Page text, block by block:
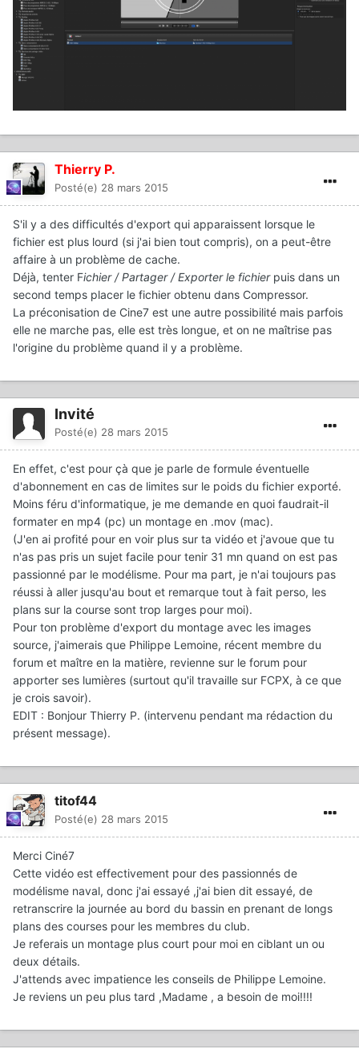
Thierry P.
Posté(e) 28 mars 2015
S'il y a des difficultés d'export qui apparaissent lorsque le
fichier est plus lourd (si j'ai bien tout compris), on a peut-être
affaire à un problème de cache.
Déjà, tenter Fichier / Partager / Exporter le fichierpuis dans un
second temps placer le fichier obtenu dans Compressor.
La préconisation de Cine7 est une autre possibilité mais parfois
elle ne marche pas, elle est très longue, et on ne maîtrise pas
l'origine du problème quand il y a problème.
Invité
Posté(e) 28 mars 2015
En effet, c'est pour çà que je parle de formule éventuelle
d'abonnement en cas de limites sur le poids du fichier exporté.
Moins féru d'informatique, je me demande en quoi faudrait-il
formater en mp4 (pc) un montage en .mov (mac).
(J'en ai profité pour en voir plus sur ta vidéo et j'avoue que tu
n'as pas pris un sujet facile pour tenir 31 mn quand on est pas
passionné par le modélisme. Pour ma part, je n'ai toujours pas
réussi à aller jusqu'au bout et remarque tout à fait perso, les
plans sur la course sont trop larges pour moi).
Pour ton problème d'export du montage avec les images
source, j'aimerais que Philippe Lemoine, récent membre du
forum et maître en la matière, revienne sur le forum pour
apporter ses lumières (surtout qu'il travaille sur FCPX, à ce que
je crois savoir).
EDIT : Bonjour Thierry P. (intervenu pendant ma rédaction du
présent message).
titof44
Posté(e) 28 mars 2015
Merci Ciné7
Cette vidéo est effectivement pour des passionnés de
modélisme naval, donc j'ai essayé ,j'ai bien dit essayé, de
retranscrire la journée au bord du bassin en prenant de longs
plans des courses pour les membres du club.
Je referais un montage plus court pour moi en ciblant un ou
deux détails.
J'attends avec impatience les conseils de Philippe Lemoine.
Je reviens un peu plus tard ,Madame , a besoin de moi!!!!